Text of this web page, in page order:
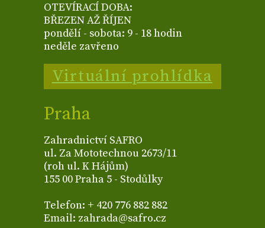
OTEVÍRACÍ DOBA:
BŘEZEN AŽ ŘÍJEN
pondělí - sobota: 9 - 18 hodin
neděle zavřeno
Virtuální prohlídka
Praha
Zahradnictví SAFRO
ul. Za Mototechnou 2673/11
(roh ul. K Hájům)
155 00 Praha 5 - Stodůlky
Telefon: + 420 776 882 882
Email: zahrada@safro.cz